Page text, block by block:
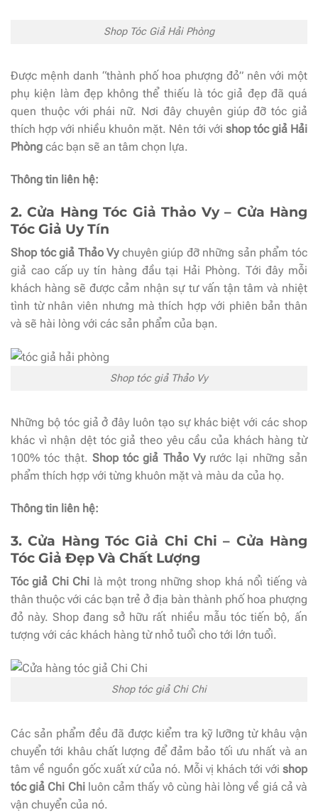
Shop Tóc Giả Hải Phòng
Được mệnh danh “thành phố hoa phượng đỏ” nên với một
phụ kiện làm đẹp không thể thiếu là tóc giả đẹp đã quá
quen thuộc với phái nữ. Nơi đây chuyên giúp đỡ tóc giả
thích hợp với nhiều khuôn mặt. Nên tới với shop tóc giả Hải
Phòng các bạn sẽ an tâm chọn lựa.
Thông tin liên hệ:
2. Cửa Hàng Tóc Giả Thảo Vy – Cửa Hàng
Tóc Giả Uy Tín
Shop tóc giả Thảo Vychuyên giúp đỡ những sản phẩm tóc
giả cao cấp uy tín hàng đầu tại Hải Phòng. Tới đây mỗi
khách hàng sẽ được cảm nhận sự tư vấn tận tâm và nhiệt
tình từ nhân viên nhưng mà thích hợp với phiên bản thân
và sẽ hài lòng với các sản phẩm của bạn.
Shop tóc giả Thảo Vy
Những bộ tóc giả ở đây luôn tạo sự khác biệt với các shop
khác vì nhận dệt tóc giả theo yêu cầu của khách hàng từ
100% tóc thật. Shop tóc giả Thảo Vyrước lại những sản
phẩm thích hợp với từng khuôn mặt và màu da của họ.
Thông tin liên hệ:
3. Cửa Hàng Tóc Giả Chi Chi – Cửa Hàng
Tóc Giả Đẹp Và Chất Lượng
Tóc giả Chi Chi là một trong những shop khá nổi tiếng và
thân thuộc với các bạn trẻ ở địa bàn thành phố hoa phượng
đỏ này. Shop đang sở hữu rất nhiều mẫu tóc tiến bộ, ấn
tượng với các khách hàng từ nhỏ tuổi cho tới lớn tuổi.
Shop tóc giả Chi Chi
Các sản phẩm đều đã được kiểm tra kỹ lưỡng từ khâu vận
chuyển tới khâu chất lượng để đảm bảo tối ưu nhất và an
tâm về nguồn gốc xuất xứ của nó. Mỗi vị khách tới với shop
tóc giả Chi Chiluôn cảm thấy vô cùng hài lòng về giá cả và
vận chuyển của nó.